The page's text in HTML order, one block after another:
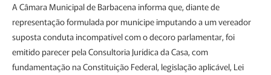
A Câmara Municipal de Barbacena informa que, diante de
representação formulada por munícipe imputando a um vereador
suposta conduta incompatível com o decoro parlamentar, foi
emitido parecer pela Consultoria Jurídica da Casa, com
fundamentação na Constituição Federal, legislação aplicável, Lei